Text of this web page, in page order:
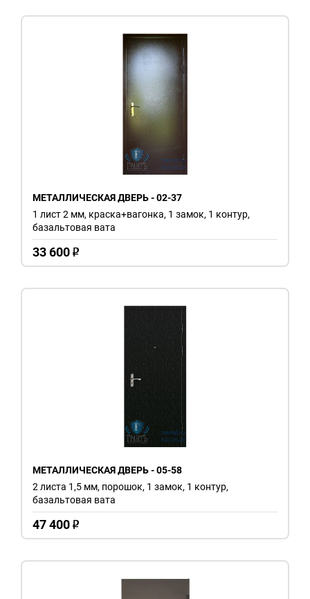
МЕТАЛЛИЧЕСКАЯ ДВЕРЬ - 02-37
33 600 o
1 лист 2 мм, краска+вагонка, 1 замок, 1 контур,
базальтовая вата
МЕТАЛЛИЧЕСКАЯ ДВЕРЬ - 05-58
47 400 o
2 листа 1,5 мм, порошок, 1 замок, 1 контур,
базальтовая вата